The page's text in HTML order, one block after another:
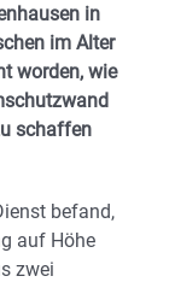
in
im Alter
worden, wie
schaffen
befand,
auf Höhe
zwei